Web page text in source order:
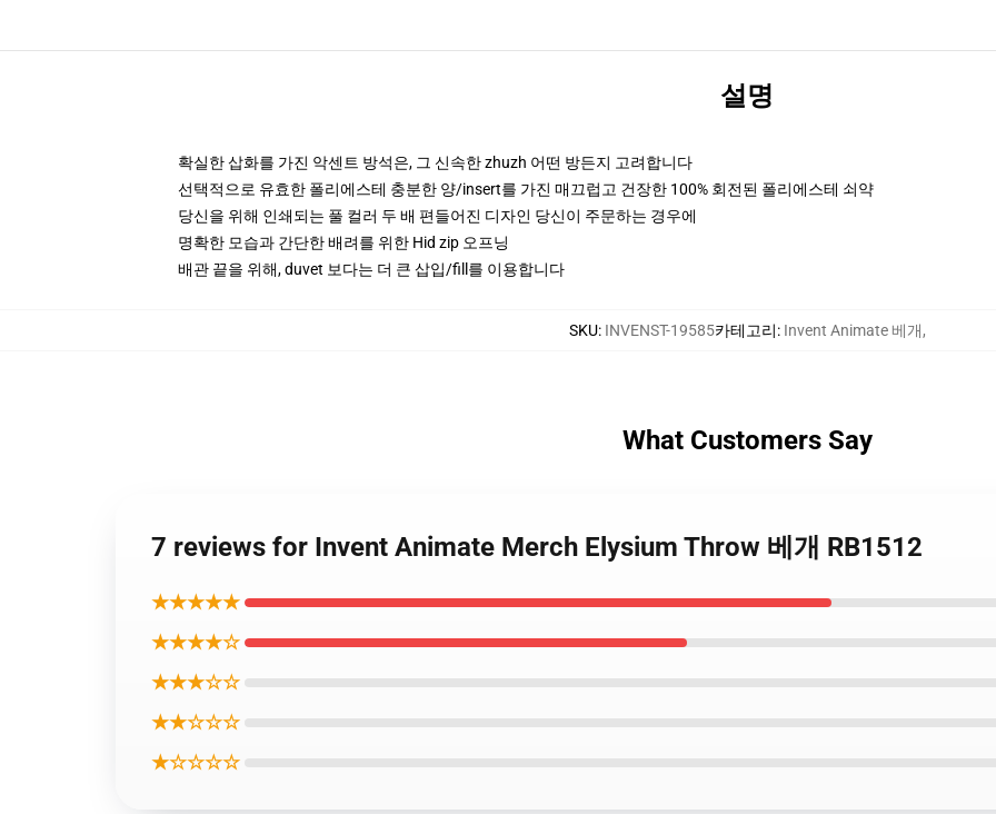
설명
확실한 삽화를 가진 악센트 방석은, 그 신속한 zhuzh 어떤 방든지 고려합니다
선택적으로 유효한 폴리에스테 충분한 양/insert를 가진 매끄럽고 건장한 100% 회전된 폴리에스테 쇠약
당신을 위해 인쇄되는 풀 컬러 두 배 편들어진 디자인 당신이 주문하는 경우에
명확한 모습과 간단한 배려를 위한 Hid zip 오프닝
배관 끝을 위해, duvet 보다는 더 큰 삽입/fill를 이용합니다
SKU: INVENST-19585카테고리: Invent Animate 베개,
What Customers Say
7 reviews for Invent Animate Merch Elysium Throw 베개 RB1512
★★★★★
★★★★☆
★★★☆☆
★★☆☆☆
★☆☆☆☆